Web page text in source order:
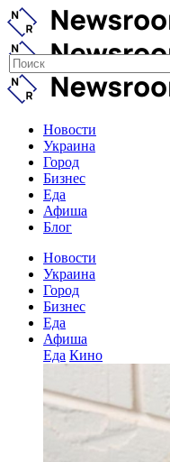
Новости
Украина
Город
Бизнес
Еда
Афиша
Блог
Новости
Украина
Город
Бизнес
Еда
Афиша
Еда Кино